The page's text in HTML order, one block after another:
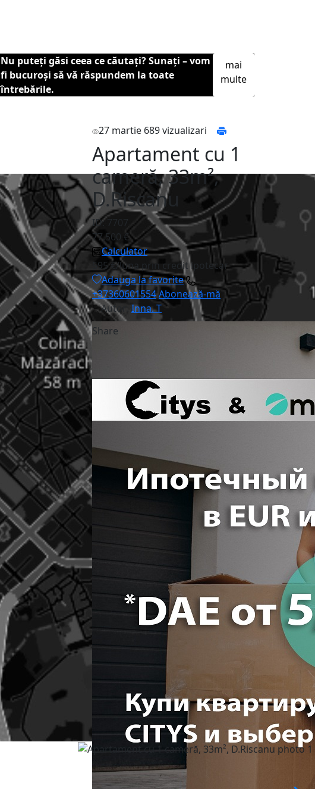
Nu puteți găsi ceea ce căutați? Sunați – vom
fi bucuroși să vă răspundem la toate
întrebările.
mai
multe
27 martie 689 vizualizari
Apartament cu 1
cameră, 33m²,
D.Riscanu
ID: 7707
77,500 €
Calculator
595 €/luna prin credit ipotecar
Adauga la favorite
+37360601554Abonează-mă
Autor: Inna. T
Share